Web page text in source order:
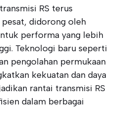
RS terus
didorong oleh
performa yang lebih
Teknologi baru seperti
pengolahan permukaan
kekuatan dan daya
rantai transmisi RS
dalam berbagai